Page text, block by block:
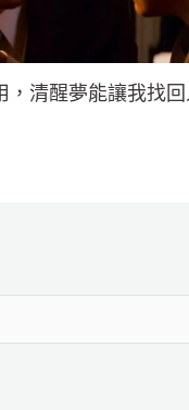
，清醒夢能讓我找